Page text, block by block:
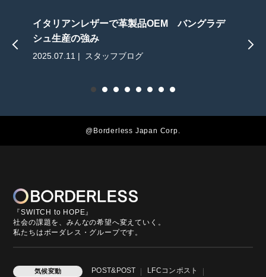
イタリアンレザーで革製品OEM バングラデ
シュ生産の強み
2025.07.11 | スタッフブログ
@Borderless Japan Corp.
『SWITCH to HOPE』
社会の課題を、みんなの希望へ変えていく。
私たちはボーダレス・グループです。
気候変動 POST&POST
LFCコンポスト